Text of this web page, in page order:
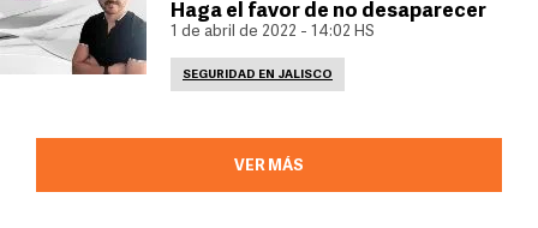
Haga el favor de no desaparecer
1 de abril de 2022 - 14:02 HS
SEGURIDAD EN JALISCO
VER MÁS